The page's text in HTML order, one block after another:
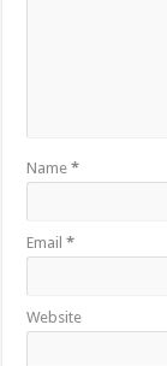
Name*
Email*
Website